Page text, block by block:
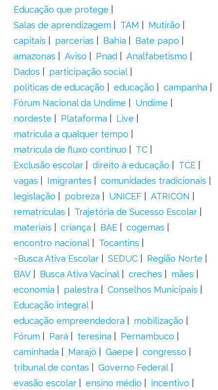
Educação que protege
Salas de aprendizagem
TAM
Mutirão
capitais
parcerias Bahia
Bate papo
amazonas
Aviso Pnad
Analfabetismo
Dados
participação social
políticas de educação
educação
campanha
Fórum Nacional da Undime
Undime
nordeste
Plataforma
Live
matrícula a qualquer tempo
matrícula de fluxo contínuo
TC
Exclusão escolar
direito à educação
TCE
vagas
Imigrantes
comunidades tradicionais
legislação
pobreza UNICEF
ATRICON
rematrículas
Trajetória de Sucesso Escolar
materiais
criança BAE
cogemas
encontro nacional
Tocantins
~Busca Ativa Escolar
SEDUC
Região Norte
BAV
Busca Ativa Vacinal creches
mães
economia
palestra
Conselhos Municipais
Educação integral
educação empreendedora
mobilização
Fórum
Pará teresina
Pernambuco
caminhada
Marajó Gaepe
congresso
tribunal de contas
Governo Federal
evasão escolar
ensino médio
incentivo